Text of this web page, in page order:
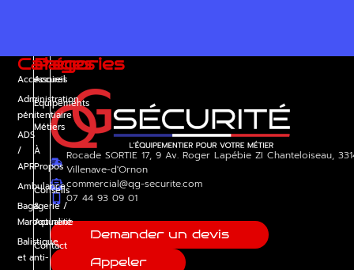
Pages
Accueil
Équipements
Métiers
À
Propos
Conseils
&
Actualité
Contact
Catégories
Accessoires
Administration
pénitentiaire
ADS
/
APR
Ambulance
Bagagerie /
Maroquinerie
Balistique
et anti-
Rocade SORTIE 17, 9 Av. Roger Lapébie ZI Chanteloiseau,
Villenave-d'Ornon
commercial@qg-securite.com
07 44 93 09 01
Demander un devis
Appeler